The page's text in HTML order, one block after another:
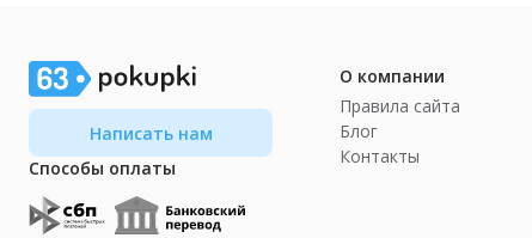
Написать нам
Способы оплаты
О компании
Правила сайта
Блог
Контакты